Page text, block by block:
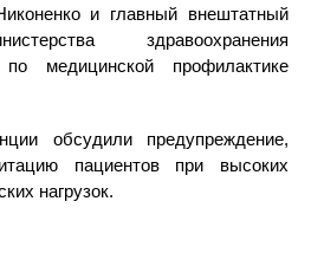
и главный внештатный
здравоохранения
медицинской профилактике
обсудили предупреждение,
пациентов при высоких
нагрузок.